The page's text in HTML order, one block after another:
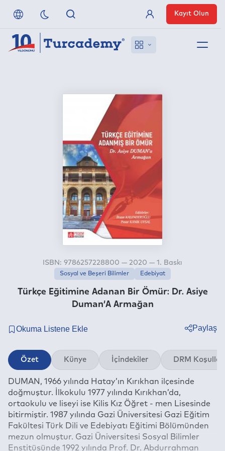
Nasıl Erişirim
Anlaşmalı Yayınevleri
Üye Girişi
Kayıt Olun
Türkçe Eğitimine Adanan Bir Ömür: Dr. Asiye
Duman’A Armağan
ISBN: 9786257228800 — 2020 — 1. Baskı
Sosyal ve Beşeri Bilimler Edebiyat
Paylaş
Twitter
Linkedin
Whatsapp
E-mail
Özet Künye İçindekiler DRM Koşulları
DUMAN, 1966 yılında Hatay’ın Kırıkhan ilçesinde
doğmuştur. İlkokulu 1977 yılında Kırıkhan’da,
ortaokulu ve liseyi ise Kilis Kız Öğret - men Lisesinde
bitirmiştir. 1987 yılında Gazi Üniversitesi Gazi Eğitim
Fakültesi Türk Dili ve Edebiyatı Eğitimi Bölümünden
mezun olmuştur. Gazi Üniversitesi Sosyal Bilimler
Enstitüsünde 1992 yılında Prof. Dr. Abdurrahman